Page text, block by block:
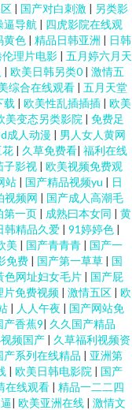
| 国产对白刺激 | 另类影
逼导航 | 四虎影院在线观
黄色 | 精品日韩亚洲 | 日韩
理片电影 | 五月婷六月天
| 欧美日韩另类0 | 激情五
综合在线观看 | 五月天堂
载 | 欧美性乱插插插 | 欧美
美变态另类影院 | 免费足
成人动漫 | 男人女人黄网
花 | 久草免费看| 福利在线
子影视 | 欧美视频免费观
站 | 国产精品视频yu | 日
视频网 | 国产成人高潮毛
第一页 | 成熟曰本女同 | 黄
韩精品久爱 | 91婷婷色 |
美 | 国产青青青 | 国产一
免费 | 国产第一草草 | 国
色网址妇女毛片 | 国产屁
片免费视频 | 激情五区 | 欧
| 人人午夜 | 国产网站免
产香蕉9| 久久国产精品
频国产 | 久草福利视频资
产系列在线精品 | 亚洲第
| 欧美日韩电影院 | 国产
在线观看 | 精品一二二四
| 欧美亚洲在线 | 激情文